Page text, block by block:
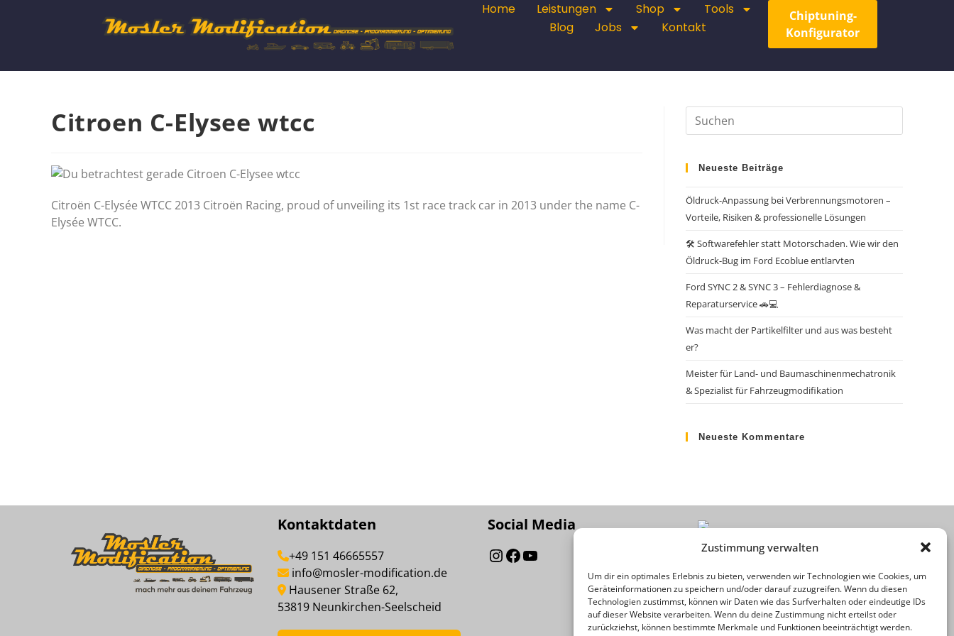
Zustimmung verwalten
Um dir ein optimales Erlebnis zu bieten, verwenden wir Technologien wie Cookies, um
Geräteinformationen zu speichern und/oder darauf zuzugreifen. Wenn du diesen
Technologien zustimmst, können wir Daten wie das Surfverhalten oder eindeutige IDs
auf dieser Website verarbeiten. Wenn du deine Zustimmung nicht erteilst oder
zurückziehst, können bestimmte Merkmale und Funktionen beeinträchtigt werden.
Home Leistungen Shop
Tools
Blog
Jobs Kontakt
Chiptuning-
Konfigurator
Citroen C-Elysee wtcc
Citroën C-Elysée WTCC 2013 Citroën Racing, proud of unveiling its 1st race track car in 2013 under the name C-
Elysée WTCC.
Neueste Beiträge
Öldruck-Anpassung bei Verbrennungsmotoren –
Vorteile, Risiken & professionelle Lösungen
🛠️ Softwarefehler statt Motorschaden. Wie wir den
Öldruck-Bug im Ford Ecoblue entlarvten
Ford SYNC 2 & SYNC 3 – Fehlerdiagnose &
Reparaturservice 🚗💻
Was macht der Partikelfilter und aus was besteht
er?
Meister für Land- und Baumaschinenmechatronik
& Spezialist für Fahrzeugmodifikation
Neueste Kommentare
Kontaktdaten
+49 151 46665557
info@mosler-modification.de
Hausener Straße 62,
53819 Neunkirchen-Seelscheid
Social Media